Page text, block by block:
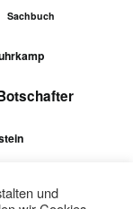
Sachbuch
und